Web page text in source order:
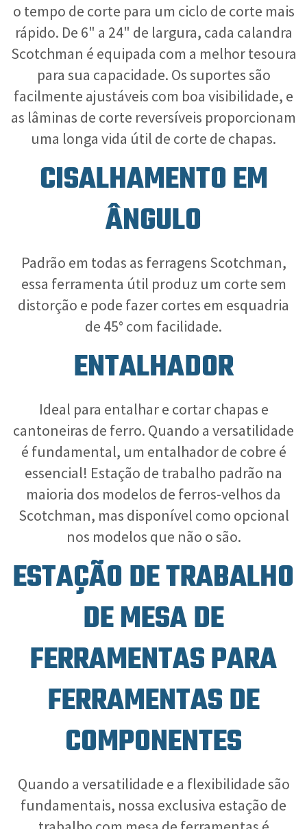
o tempo de corte para um ciclo de corte mais
rápido. De 6" a 24" de largura, cada calandra
Scotchman é equipada com a melhor tesoura
para sua capacidade. Os suportes são
facilmente ajustáveis com boa visibilidade, e
as lâminas de corte reversíveis proporcionam
uma longa vida útil de corte de chapas.
CISALHAMENTO EM
ÂNGULO
Padrão em todas as ferragens Scotchman,
essa ferramenta útil produz um corte sem
distorção e pode fazer cortes em esquadria
de 45° com facilidade.
ENTALHADOR
Ideal para entalhar e cortar chapas e
cantoneiras de ferro. Quando a versatilidade
é fundamental, um entalhador de cobre é
essencial! Estação de trabalho padrão na
maioria dos modelos de ferros-velhos da
Scotchman, mas disponível como opcional
nos modelos que não o são.
ESTAÇÃO DE TRABALHO
DE MESA DE
FERRAMENTAS PARA
FERRAMENTAS DE
COMPONENTES
Quando a versatilidade e a flexibilidade são
fundamentais, nossa exclusiva estação de